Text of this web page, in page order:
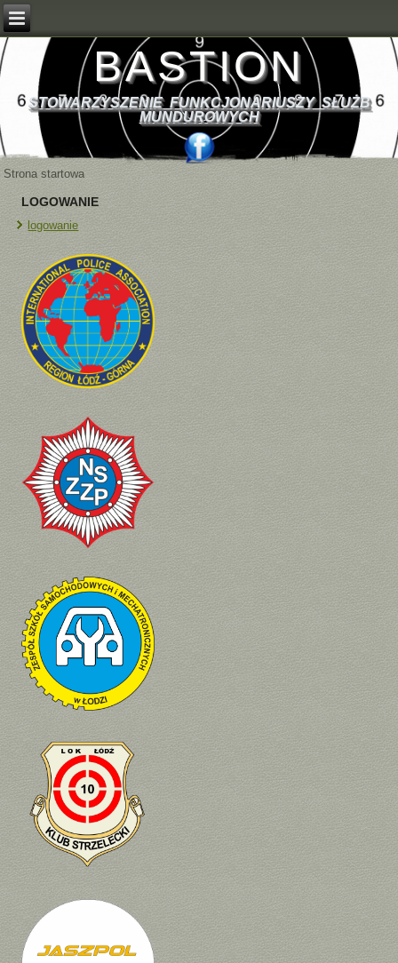
BASTION
STOWARZYSZENIE FUNKCJONARIUSZY SŁUŻB
MUNDUROWYCH
Strona startowa
LOGOWANIE
logowanie